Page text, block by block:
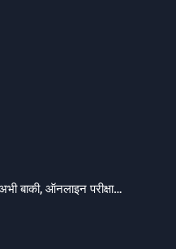
बाकी, ऑनलाइन परीक्षा…